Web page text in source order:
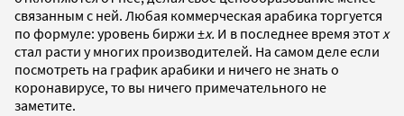
связанным с ней. Любая коммерческая арабика торгуется
по формуле: уровень биржи ±x. И в последнее время этот x
стал расти у многих производителей. На самом деле если
посмотреть на график арабики и ничего не знать о
коронавирусе, то вы ничего примечательного не
заметите.